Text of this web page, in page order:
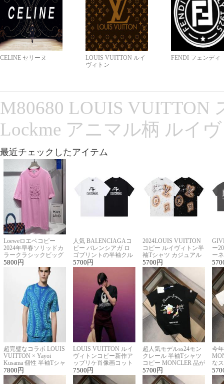
CELINE セリーヌ
LOUIS VUITTON ルイ
ヴィトン
FENDI フェンディ
M80680 LOUIS VUITTON
Lockme アニマル柄 ルイ
最近チェックしたアイテム
Loeweロエベコピー
2024年早春ソリッドカ
ラークラシックビッグ
ロゴ刺繍Tシャツ
5800 円
人気 BALENCIAGAコ
ピー バレンシアガ ロ
ゴプリントの半袖クル
ーネックTシャツ
5700 円
2024LOUIS VUITTON
コピー ルイヴィトン半
袖Tシャツ カジュアル
に馴染む 2色展開
5700 円
ー
ー
ー
超完璧なコラボ LOUIS
VUITTON × Yayoi
Kusama 個性 半袖Tシャ
ツコピー男女兼用
7800 円
LOUIS VUITTON ルイ
ヴィトンコピー新作ア
ップリケ肖像画コット
ンニット半袖Tシャツ
7500 円
超人気モデルss24モン
クレール 半袖Tシャツ
コピー MONCLER 品が
良く見た目
5700 円
今
な
ル